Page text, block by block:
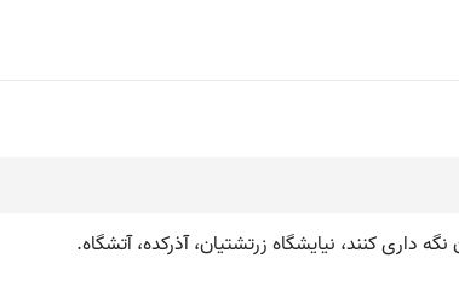
کنند، نیایشگاه زرتشتیان، آذرکده، آتشگاه.